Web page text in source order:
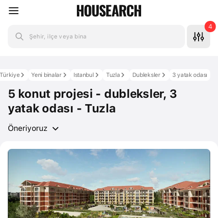
Şehir, ilçe veya bina
4
3 yatak odası
Dubleksler
Tuzla
Istanbul
Yeni binalar
Türkiye
5 konut projesi - dubleksler, 3
yatak odası - Tuzla
Öneriyoruz